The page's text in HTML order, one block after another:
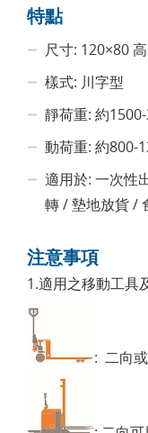
特點
尺寸: 120×80
樣式: 川字型
靜荷重: 約
動荷重: 約800-
適用於: 一次性
轉 / 墊地放貨 /
注意事項
1.適用之移動工具
: 二向